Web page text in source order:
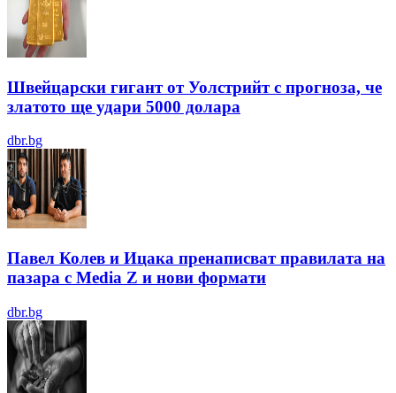
Швейцарски гигант от Уолстрийт с прогноза, че
златото ще удари 5000 долара
dbr.bg
Павел Колев и Ицака пренаписват правилата на
пазара с Media Z и нови формати
dbr.bg